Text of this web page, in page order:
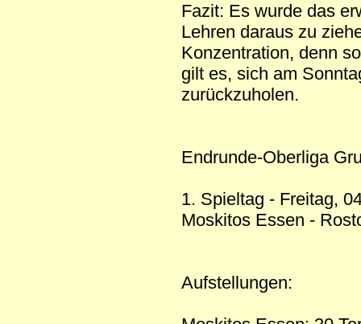
Fazit: Es wurde das
Lehren daraus zu
Konzentration, denn
gilt es, sich am
zurückzuholen.
Endrunde-Oberliga
1. Spieltag - Freitag,
Moskitos Essen -
Aufstellungen: